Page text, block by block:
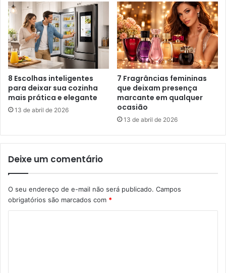
8 Escolhas inteligentes
para deixar sua cozinha
mais prática e elegante
13 de abril de 2026
7 Fragrâncias femininas
que deixam presença
marcante em qualquer
ocasião
13 de abril de 2026
Deixe um comentário
O seu endereço de e-mail não será publicado. Campos
obrigatórios são marcados com *